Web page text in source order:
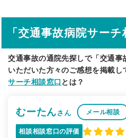
駅から探す
「交通事故病院サー
交通事故の通院先探しで「交通事
いただいた方々のご感想を掲載し
サーチ相談窓口 とは？
むーたんさん メール相談
相談相談窓口の評価